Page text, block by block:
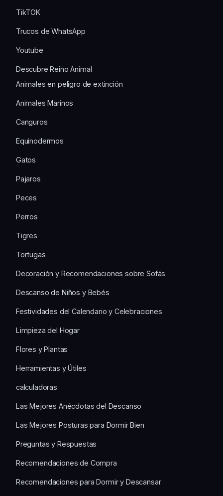
TikTOK
Trucos de WhatsApp
Youtube
Descubre Reino Animal
Animales en peligro de extinción
Animales Marinos
Canguros
Equinodermos
Gatos
Pajaros
Peces
Perros
Tigres
Tortugas
Decoración y Recomendaciones sobre Sofás
Descanso de Niños y Bebés
Festividades del Calendario y Celebraciones
Limpieza del Hogar
Flores y Plantas
Herramientas y Útiles
calculadoras
Las Mejores Anécdotas del Descanso
Las Mejores Posturas para Dormir Bien
Preguntas y Respuestas
Recomendaciones de Compra
Recomendaciones para Dormir y Descansar